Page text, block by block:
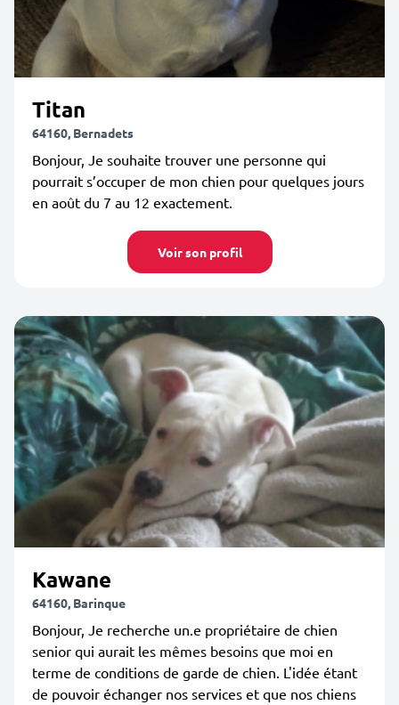
Titan
64160, Bernadets
Bonjour, Je souhaite trouver une personne qui
pourrait s’occuper de mon chien pour quelques jours
en août du 7 au 12 exactement.
Voir son profil
Kawane
64160, Barinque
Bonjour, Je recherche un.e propriétaire de chien
senior qui aurait les mêmes besoins que moi en
terme de conditions de garde de chien. L'idée étant
de pouvoir échanger nos services et que nos chiens